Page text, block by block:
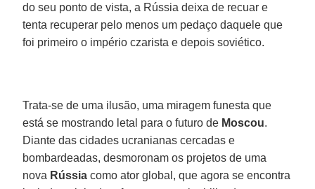
do seu ponto de vista, a Rússia deixa de recuar e
tenta recuperar pelo menos um pedaço daquele que
foi primeiro o império czarista e depois soviético.
Trata-se de uma ilusão, uma miragem funesta que
está se mostrando letal para o futuro de Moscou.
Diante das cidades ucranianas cercadas e
bombardeadas, desmoronam os projetos de uma
nova Rússia como ator global, que agora se encontra